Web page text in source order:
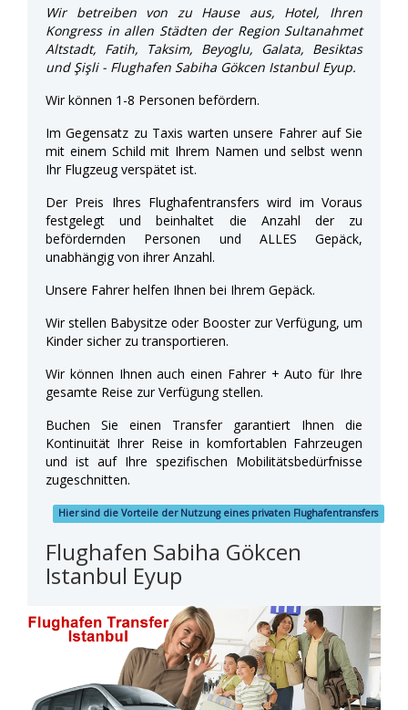
Wir betreiben von zu Hause aus, Hotel, Ihren
Kongress in allen Städten der Region Sultanahmet
Altstadt, Fatih, Taksim, Beyoglu, Galata, Besiktas
und Şişli - Flughafen Sabiha Gökcen Istanbul Eyup.
Wir können 1-8 Personen befördern.
Im Gegensatz zu Taxis warten unsere Fahrer auf Sie
mit einem Schild mit Ihrem Namen und selbst wenn
Ihr Flugzeug verspätet ist.
Der Preis Ihres Flughafentransfers wird im Voraus
festgelegt und beinhaltet die Anzahl der zu
befördernden Personen und ALLES Gepäck,
unabhängig von ihrer Anzahl.
Unsere Fahrer helfen Ihnen bei Ihrem Gepäck.
Wir stellen Babysitze oder Booster zur Verfügung, um
Kinder sicher zu transportieren.
Wir können Ihnen auch einen Fahrer + Auto für Ihre
gesamte Reise zur Verfügung stellen.
Buchen Sie einen Transfer garantiert Ihnen die
Kontinuität Ihrer Reise in komfortablen Fahrzeugen
und ist auf Ihre spezifischen Mobilitätsbedürfnisse
zugeschnitten.
Hier sind die Vorteile der Nutzung eines privaten Flughafentransfers
Flughafen Sabiha Gökcen
Istanbul Eyup